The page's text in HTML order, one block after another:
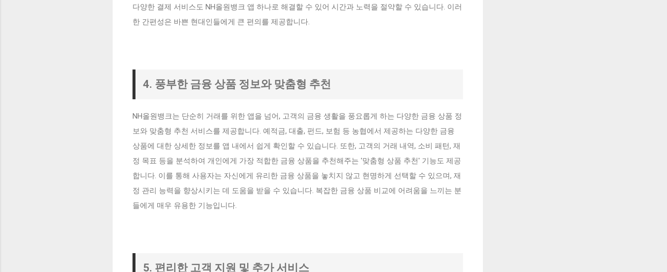
다양한 결제 서비스도 NH올원뱅크 앱 하나로 해결할 수 있어 시간과 노력을 절약할 수 있습니다. 이러
한 간편성은 바쁜 현대인들에게 큰 편의를 제공합니다.
4. 풍부한 금융 상품 정보와 맞춤형 추천
NH올원뱅크는 단순히 거래를 위한 앱을 넘어, 고객의 금융 생활을 풍요롭게 하는 다양한 금융 상품 정
보와 맞춤형 추천 서비스를 제공합니다. 예적금, 대출, 펀드, 보험 등 농협에서 제공하는 다양한 금융
상품에 대한 상세한 정보를 앱 내에서 쉽게 확인할 수 있습니다. 또한, 고객의 거래 내역, 소비 패턴, 재
정 목표 등을 분석하여 개인에게 가장 적합한 금융 상품을 추천해주는 '맞춤형 상품 추천' 기능도 제공
합니다. 이를 통해 사용자는 자신에게 유리한 금융 상품을 놓치지 않고 현명하게 선택할 수 있으며, 재
정 관리 능력을 향상시키는 데 도움을 받을 수 있습니다. 복잡한 금융 상품 비교에 어려움을 느끼는 분
들에게 매우 유용한 기능입니다.
5. 편리한 고객 지원 및 추가 서비스